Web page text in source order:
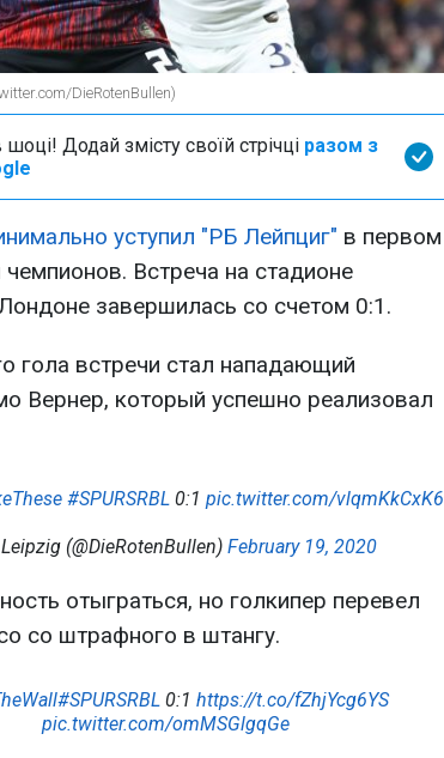
DieRotenBullen)
Додай змісту своїй стрічці разом з
уступил "РБ Лейпциг" в первом
Встреча на стадионе
завершилась со счетом 0:1.
гола встречи стал нападающий
Вернер, который успешно реализовал
#SPURSRBL 0:1 pic.twitter.com/vlqmKkCxK6
(@DieRotenBullen) February 19, 2020
отыграться, но голкипер перевел
со штрафного в штангу.
#SPURSRBL 0:1 https://t.co/fZhjYcg6YS
pic.twitter.com/omMSGlgqGe